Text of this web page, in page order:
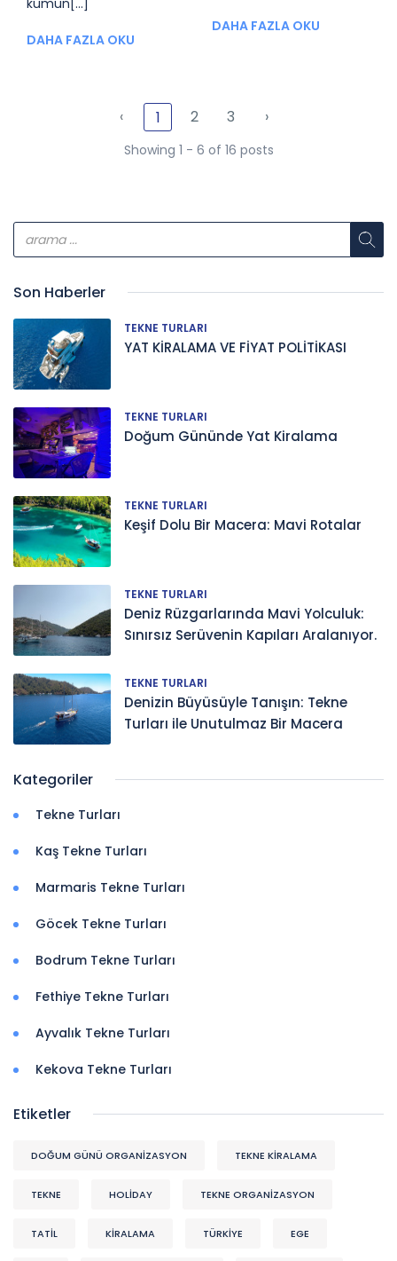
kumun[...]
DAHA FAZLA OKU
DAHA FAZLA OKU
‹ 1 2 3 ›
Showing 1 - 6 of 16 posts
Son Haberler
TEKNE TURLARI
YAT KİRALAMA VE FİYAT POLİTİKASI
TEKNE TURLARI
Doğum Gününde Yat Kiralama
TEKNE TURLARI
Keşif Dolu Bir Macera: Mavi Rotalar
TEKNE TURLARI
Deniz Rüzgarlarında Mavi Yolculuk:
Sınırsız Serüvenin Kapıları Aralanıyor.
TEKNE TURLARI
Denizin Büyüsüyle Tanışın: Tekne
Turları ile Unutulmaz Bir Macera
Kategoriler
Tekne Turları
Kaş Tekne Turları
Marmaris Tekne Turları
Göcek Tekne Turları
Bodrum Tekne Turları
Fethiye Tekne Turları
Ayvalık Tekne Turları
Kekova Tekne Turları
Etiketler
DOĞUM GÜNÜ ORGANIZASYON TEKNE KİRALAMA
TEKNE HOLİDAY TEKNE ORGANIZASYON
TATİL KİRALAMA TÜRKİYE EGE